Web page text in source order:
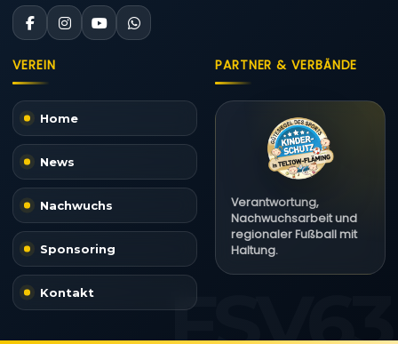
VEREIN
Home
News
Nachwuchs
Sponsoring
Kontakt
PARTNER & VERBÄNDE
Verantwortung,
Nachwuchsarbeit und
regionaler Fußball mit
Haltung.